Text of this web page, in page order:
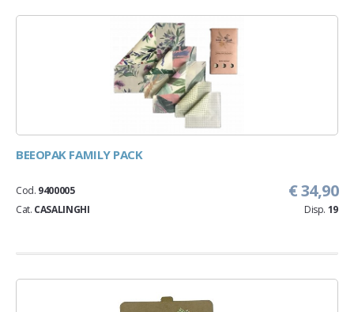
BEEOPAK FAMILY PACK
€ 34,90
Cod. 9400005
Cat. CASALINGHI Disp. 19